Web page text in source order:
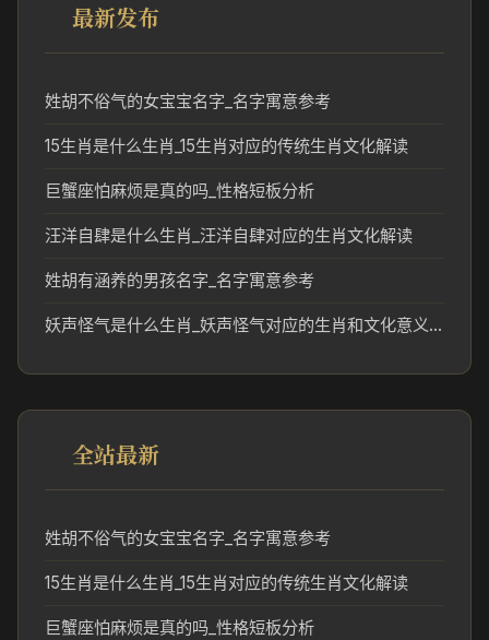
最新发布
姓胡不俗气的女宝宝名字_名字寓意参考
15生肖是什么生肖_15生肖对应的传统生肖文化解读
巨蟹座怕麻烦是真的吗_性格短板分析
汪洋自肆是什么生肖_汪洋自肆对应的生肖文化解读
姓胡有涵养的男孩名字_名字寓意参考
妖声怪气是什么生肖_妖声怪气对应的生肖和文化意义解析
全站最新
姓胡不俗气的女宝宝名字_名字寓意参考
15生肖是什么生肖_15生肖对应的传统生肖文化解读
巨蟹座怕麻烦是真的吗_性格短板分析